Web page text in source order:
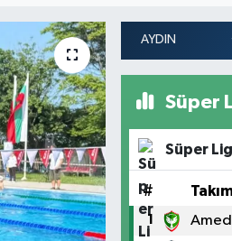
Süper
Süper Lig
#
1 Amed